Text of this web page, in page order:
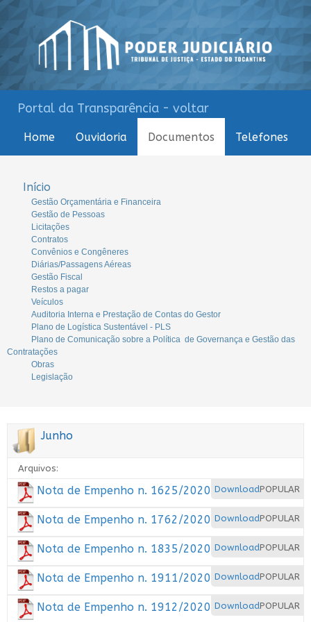
Portal da Transparência - voltar
Home Ouvidoria Documentos Telefones
Início
Gestão Orçamentária e Financeira
Gestão de Pessoas
Licitações
Contratos
Convênios e Congêneres
Diárias/Passagens Aéreas
Gestão Fiscal
Restos a pagar
Veículos
Auditoria Interna e Prestação de Contas do Gestor
Plano de Logística Sustentável - PLS
Plano de Comunicação sobre a Política de Governança e Gestão das
Contratações
Obras
Legislação
Junho
Arquivos:
POPULAR
Download
Nota de Empenho n. 1625/2020
POPULAR
Download
Nota de Empenho n. 1762/2020
POPULAR
Download
Nota de Empenho n. 1835/2020
POPULAR
Download
Nota de Empenho n. 1911/2020
POPULAR
Download
Nota de Empenho n. 1912/2020